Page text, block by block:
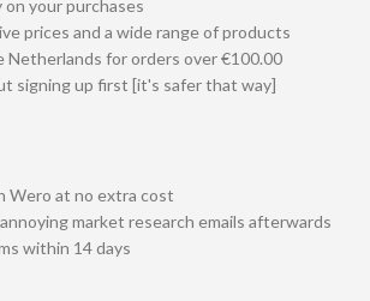
your purchases
prices and a wide range of products
Netherlands for orders over €100.00
signing up first [it's safer that way]
Wero at no extra cost
market research emails afterwards
within 14 days